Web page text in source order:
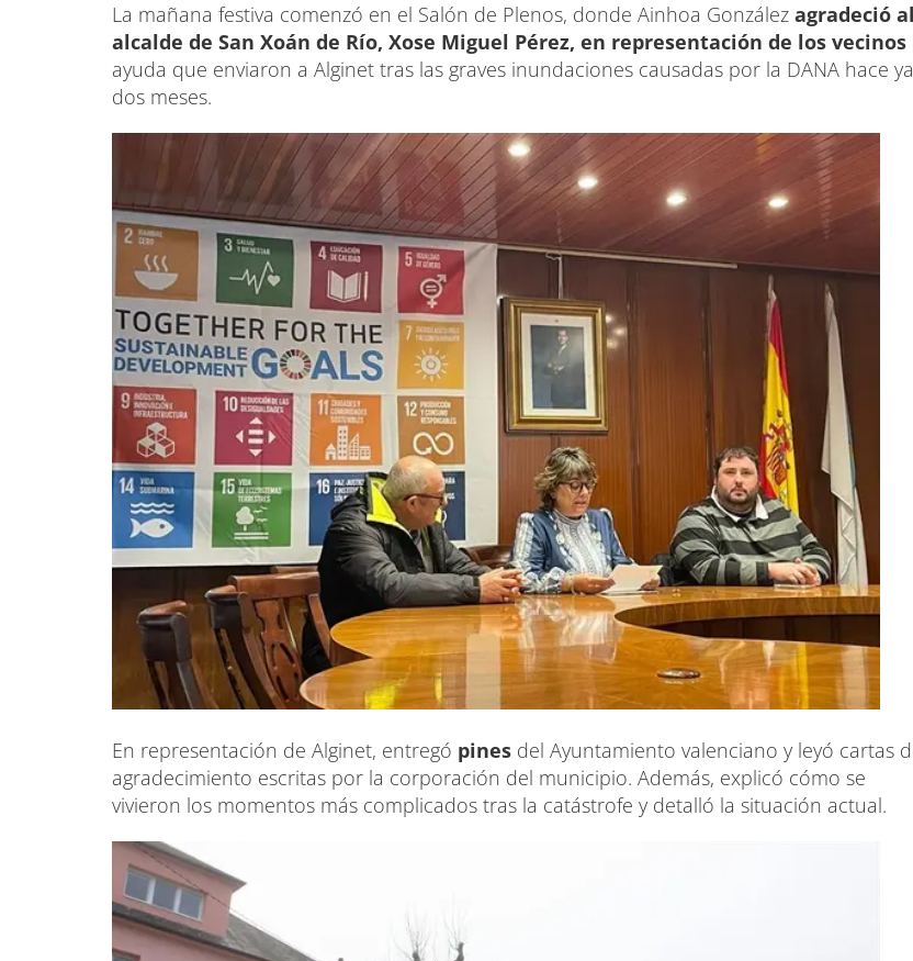
La mañana festiva comenzó en el Salón de Plenos, donde Ainhoa González agradeció al
alcalde de San Xoán de Río, Xose Miguel Pérez, en representación de los vecinos
ayuda que enviaron a Alginet tras las graves inundaciones causadas por la DANA hace ya
dos meses.
En representación de Alginet, entregó pines del Ayuntamiento valenciano y leyó cartas
agradecimiento escritas por la corporación del municipio. Además, explicó cómo se
vivieron los momentos más complicados tras la catástrofe y detalló la situación actual.